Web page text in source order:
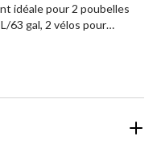
idéale pour 2 poubelles
63 gal, 2 vélos pour
incliné, d'un système de